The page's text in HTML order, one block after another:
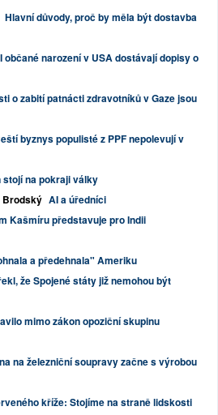
Hlavní důvody, proč by měla být dostavba
I občané narození v USA dostávají dopisy o
o zabití patnácti zdravotníků v Gaze jsou
byznys populisté z PPF nepolevují v
stojí na pokraji války
Brodský AI a úředníci
Kašmíru představuje pro Indii
a předehnala" Ameriku
že Spojené státy již nemohou být
mimo zákon opoziční skupinu
na železniční soupravy začne s výrobou
kříže: Stojíme na straně lidskosti